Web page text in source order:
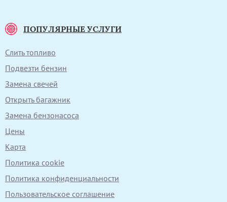
ПОПУЛЯРНЫЕ УСЛУГИ
Слить топливо
Подвезти бензин
Замена свечей
Открыть багажник
Замена бензонасоса
Цены
Карта
Политика cookie
Политика конфиденциальности
Пользовательское соглашение